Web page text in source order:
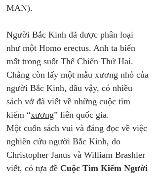
MAN).
Người Bắc Kinh đã được phân loại
như một Homo erectus. Anh ta biến
mất trong suốt Thế Chiến Thứ Hai.
Chẳng còn lấy một mẫu xương nhỏ của
người Bắc Kinh, dầu vậy, có nhiều
sách vở đã viết về những cuộc tìm
kiếm “xương” liên quốc gia.
Một cuốn sách vui và đáng đọc về việc
nghiên cứu người Bắc Kinh, do
Christopher Janus và William Brashler
viết, có tựa đề Cuộc Tìm Kiếm Người